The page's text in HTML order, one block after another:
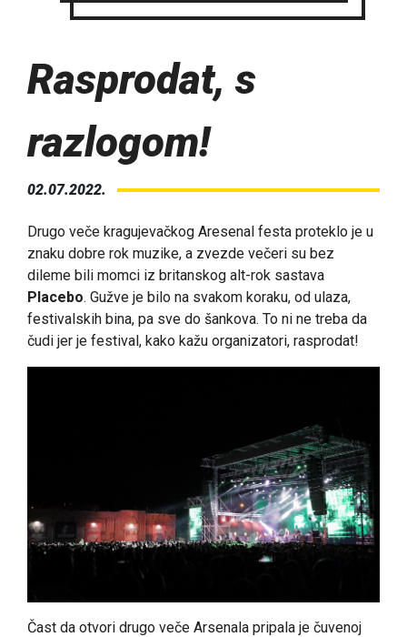
Rasprodat, s
razlogom!
02.07.2022.
Drugo veče kragujevačkog Aresenal festa proteklo je u
znaku dobre rok muzike, a zvezde večeri su bez
dileme bili momci iz britanskog alt-rok sastava
Placebo. Gužve je bilo na svakom koraku, od ulaza,
festivalskih bina, pa sve do šankova. To ni ne treba da
čudi jer je festival, kako kažu organizatori, rasprodat!
Čast da otvori drugo veče Arsenala pripala je čuvenoj